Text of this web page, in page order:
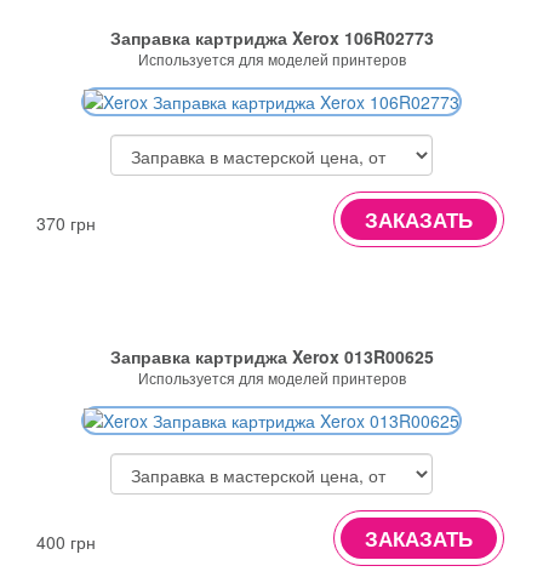
Заправка картриджа Xerox 106R02773
Используется для моделей принтеров
370 грн ЗАКАЗАТЬ
Заправка картриджа Xerox 013R00625
Используется для моделей принтеров
400 грн ЗАКАЗАТЬ